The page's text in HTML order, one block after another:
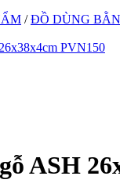
/ĐỒ DÙNG
ASH